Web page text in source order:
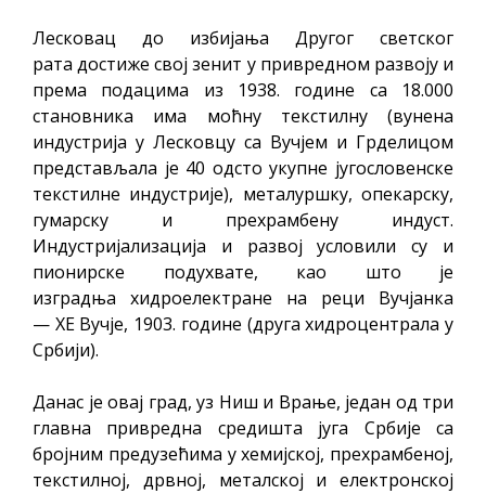
Лесковац до избијања Другог светског
рата достиже свој зенит у привредном развоју и
према подацима из 1938. године са 18.000
становника има моћну текстилну (вунена
индустрија у Лесковцу са Вучјем и Грделицом
представљала је 40 одсто укупне југословенске
текстилне индустрије), металуршку, опекарску,
гумарску и прехрамбену индуст.
Индустријализација и развој условили су и
пионирске подухвате, као што је
изградња хидроелектране на реци Вучјанка
— ХЕ Вучје, 1903. године (друга хидроцентрала у
Србији).
Данас је овај град, уз Ниш и Врање, један од три
главна привредна средишта југа Србије са
бројним предузећима у хемијској, прехрамбеној,
текстилној, дрвној, металској и електронској